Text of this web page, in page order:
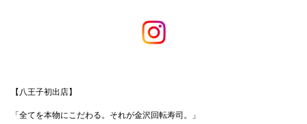
【八王子初出店】
「全てを本物にこだわる。それが金沢回転寿司。」